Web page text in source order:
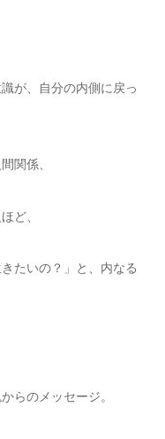
が、自分の内側に戻っ
関係、
ど、
たいの？」と、内なる
らのメッセージ。